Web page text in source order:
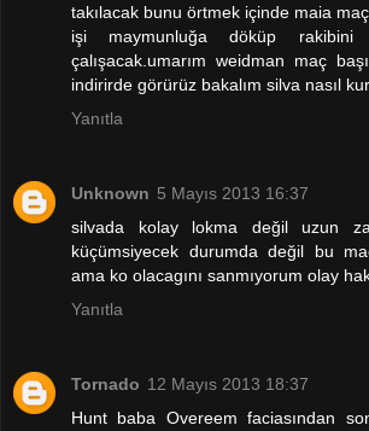
takılacak bunu örtmek içinde maia
işi maymunluğa döküp rakibini
çalışacak.umarım weidman maç
indirirde görürüz bakalım silva nasıl
Yanıtla
Unknown 5 Mayıs 2013 16:37
silvada kolay lokma değil uzun
küçümsiyecek durumda değil bu
ama ko olacagını sanmıyorum olay
Yanıtla
Tornado 12 Mayıs 2013 18:37
Hunt baba Overeem faciasından